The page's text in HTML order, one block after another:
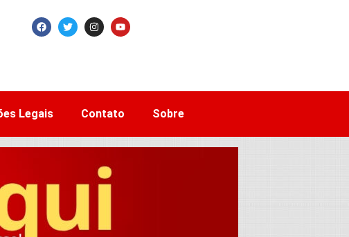
Legais Contato Sobre